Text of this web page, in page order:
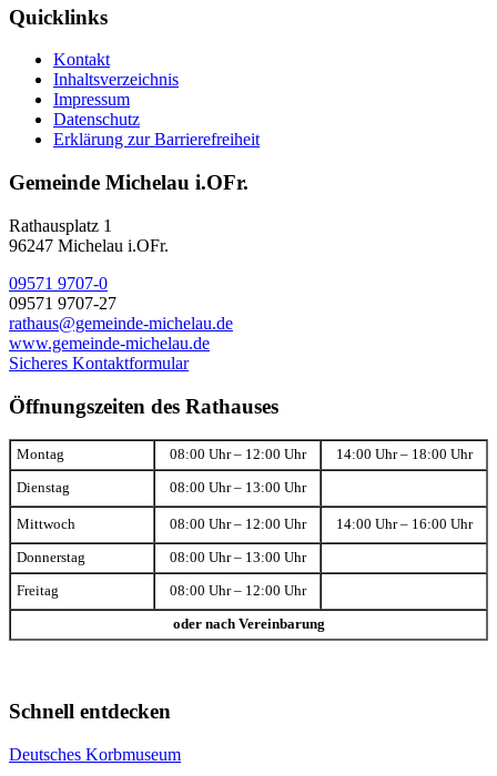
Quicklinks
Kontakt
Inhaltsverzeichnis
Impressum
Datenschutz
Erklärung zur Barrierefreiheit
Gemeinde Michelau i.OFr.
Rathausplatz 1
96247 Michelau i.OFr.
09571 9707-0
09571 9707-27
rathaus@gemeinde-michelau.de
www.gemeinde-michelau.de
Sicheres Kontaktformular
Öffnungszeiten des Rathauses
Montag 08:00 Uhr – 12:00 Uhr 14:00 Uhr – 18:00 Uhr
Dienstag 08:00 Uhr – 13:00 Uhr
Mittwoch 08:00 Uhr – 12:00 Uhr 14:00 Uhr – 16:00 Uhr
Donnerstag 08:00 Uhr – 13:00 Uhr
Freitag 08:00 Uhr – 12:00 Uhr
oder nach Vereinbarung
Schnell entdecken
Deutsches Korbmuseum